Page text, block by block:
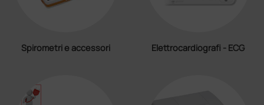
Spirometri e accessori Elettrocardiografi - ECG